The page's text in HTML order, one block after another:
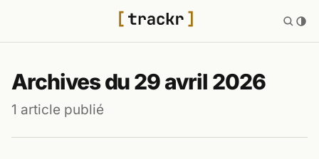
Archives du 29 avril 2026
1 article publié